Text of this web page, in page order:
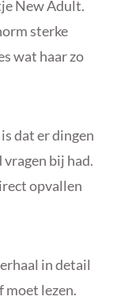
New Adult.
sterke
wat haar zo
dat er dingen
bij had.
opvallen
in detail
moet lezen.